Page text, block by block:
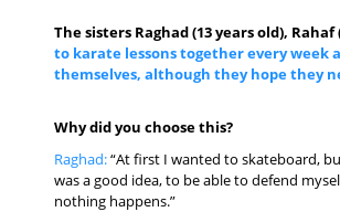
The sisters Raghad (13 years old),
to karate lessons together every week
themselves, although they hope they
Why did you choose this?
Raghad:“At first I wanted to skateboard,
was a good idea, to be able to defend
nothing happens.”